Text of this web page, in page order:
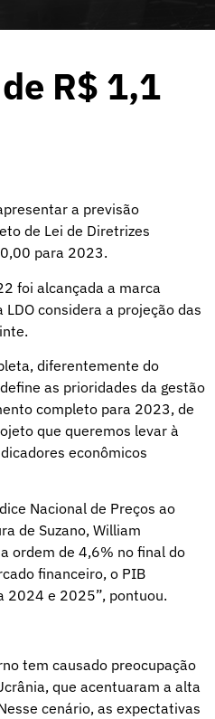
R$ 1,1
a previsão
de Lei de Diretrizes
para 2023.
foi alcançada a marca
considera a projeção das
diferentemente do
as prioridades da gestão
completo para 2023, de
que queremos levar à
econômicos
Nacional de Preços ao
de Suzano, William
ordem de 4,6% no final do
financeiro, o PIB
2024 e 2025”, pontuou.
tem causado preocupação
que acentuaram a alta
cenário, as expectativas